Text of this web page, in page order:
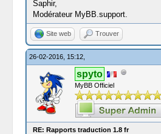
Saphir,
Modérateur MyBB.support.
Site web Trouver
26-02-2016, 15:12,
spyto
MyBB Officiel
RE: Rapports traduction 1.8 fr